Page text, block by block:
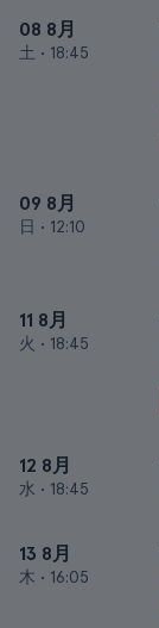
08 8月
土 • 18:45
09 8月
日 • 12:10
11 8月
火 • 18:45
12 8月
水 • 18:45
13 8月
木 • 16:05